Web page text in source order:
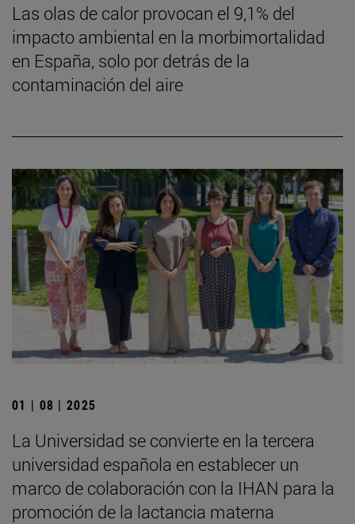
Las olas de calor provocan el 9,1% del
impacto ambiental en la morbimortalidad
en España, solo por detrás de la
contaminación del aire
01 | 08 | 2025
La Universidad se convierte en la tercera
universidad española en establecer un
marco de colaboración con la IHAN para la
promoción de la lactancia materna